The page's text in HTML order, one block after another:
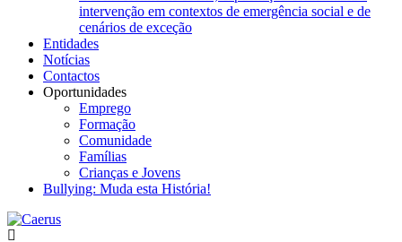
intervenção em contextos de emergência social e de
cenários de exceção
Entidades
Notícias
Contactos
Oportunidades
Emprego
Formação
Comunidade
Famílias
Crianças e Jovens
Bullying: Muda esta História!